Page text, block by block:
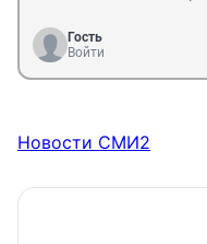
Гость
Войти
Новости СМИ2